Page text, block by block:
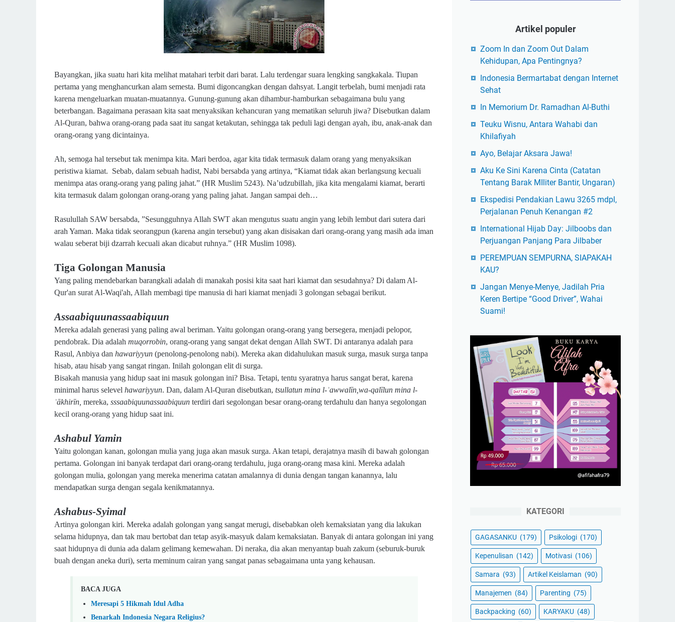
Bayangkan, jika suatu hari kita melihat matahari terbit dari barat. Lalu terdengar suara lengking sangkakala. Tiupan
pertama yang menghancurkan alam semesta. Bumi digoncangkan dengan dahsyat. Langit terbelah, bumi menjadi rata
karena mengeluarkan muatan-muatannya. Gunung-gunung akan dihambur-hamburkan sebagaimana bulu yang
beterbangan. Bagaimana perasaan kita saat menyaksikan kehancuran yang mematikan seluruh jiwa? Disebutkan dalam
Al-Quran, bahwa orang-orang pada saat itu sangat ketakutan, sehingga tak peduli lagi dengan ayah, ibu, anak-anak dan
orang-orang yang dicintainya.
Ah, semoga hal tersebut tak menimpa kita. Mari berdoa, agar kita tidak termasuk dalam orang yang menyaksikan
peristiwa kiamat. Sebab, dalam sebuah hadist, Nabi bersabda yang artinya, “Kiamat tidak akan berlangsung kecuali
menimpa atas orang-orang yang paling jahat.” (HR Muslim 5243). Na’udzubillah, jika kita mengalami kiamat, berarti
kita termasuk dalam golongan orang-orang yang paling jahat. Jangan sampai deh…
Rasulullah SAW bersabda, ”Sesungguhnya Allah SWT akan mengutus suatu angin yang lebih lembut dari sutera dari
arah Yaman. Maka tidak seorangpun (karena angin tersebut) yang akan disisakan dari orang-orang yang masih ada iman
walau seberat biji dzarrah kecuali akan dicabut ruhnya.” (HR Muslim 1098).
Tiga Golongan Manusia
Yang paling mendebarkan barangkali adalah di manakah posisi kita saat hari kiamat dan sesudahnya? Di dalam Al-
Qur'an surat Al-Waqi'ah, Allah membagi tipe manusia di hari kiamat menjadi 3 golongan sebagai berikut.
Assaabiquunassaabiquun
Mereka adalah generasi yang paling awal beriman. Yaitu golongan orang-orang yang bersegera, menjadi pelopor,
pendobrak. Dia adalah muqorrobin, orang-orang yang sangat dekat dengan Allah SWT. Di antaranya adalah para
Rasul, Anbiya dan hawariyyun (penolong-penolong nabi). Mereka akan didahulukan masuk surga, masuk surga tanpa
hisab, atau hisab yang sangat ringan. Inilah golongan elit di surga.
Bisakah manusia yang hidup saat ini masuk golongan ini? Bisa. Tetapi, tentu syaratnya harus sangat berat, karena
minimal harus selevel hawariyyun. Dan, dalam Al-Quran disebutkan, tsullatun mina l-ʾawwalīn,wa-qalīlun mina l-
ʾākhirīn, mereka, sssaabiquunassaabiquun terdiri dari segolongan besar orang-orang terdahulu dan hanya segolongan
kecil orang-orang yang hidup saat ini.
Ashabul Yamin
Yaitu golongan kanan, golongan mulia yang juga akan masuk surga. Akan tetapi, derajatnya masih di bawah golongan
pertama. Golongan ini banyak terdapat dari orang-orang terdahulu, juga orang-orang masa kini. Mereka adalah
golongan mulia, golongan yang mereka menerima catatan amalannya di dunia dengan tangan kanannya, lalu
mendapatkan surga dengan segala kenikmatannya.
Ashabus-Syimal
Artinya golongan kiri. Mereka adalah golongan yang sangat merugi, disebabkan oleh kemaksiatan yang dia lakukan
selama hidupnya, dan tak mau bertobat dan tetap asyik-masyuk dalam kemaksiatan. Banyak di antara golongan ini yang
saat hidupnya di dunia ada dalam gelimang kemewahan. Di neraka, dia akan menyantap buah zakum (seburuk-buruk
buah dengan aneka duri), serta meminum cairan yang sangat panas sebagaimana unta yang kehausan.
BACA JUGA
Meresapi 5 Hikmah Idul Adha
Benarkah Indonesia Negara Religius?
Artikel populer
Zoom In dan Zoom Out Dalam
Kehidupan, Apa Pentingnya?
Indonesia Bermartabat dengan Internet
Sehat
In Memorium Dr. Ramadhan Al-Buthi
Teuku Wisnu, Antara Wahabi dan
Khilafiyah
Ayo, Belajar Aksara Jawa!
Aku Ke Sini Karena Cinta (Catatan
Tentang Barak MIliter Bantir, Ungaran)
Ekspedisi Pendakian Lawu 3265 mdpl,
Perjalanan Penuh Kenangan #2
International Hijab Day: Jilboobs dan
Perjuangan Panjang Para Jilbaber
PEREMPUAN SEMPURNA, SIAPAKAH
KAU?
Jangan Menye-Menye, Jadilah Pria
Keren Bertipe “Good Driver”, Wahai
Suami!
KATEGORI
GAGASANKU (179) Psikologi (170)
Kepenulisan (142) Motivasi (106)
Samara (93) Artikel Keislaman (90)
Manajemen (84) Parenting (75)
Backpacking (60) KARYAKU (48)